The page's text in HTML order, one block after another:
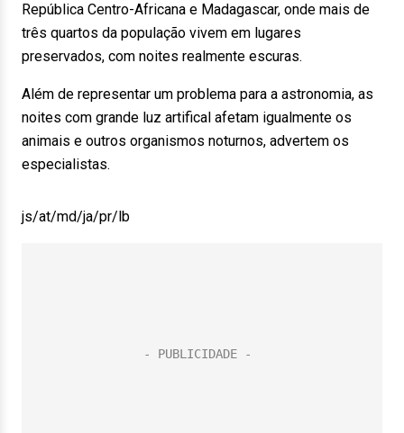
República Centro-Africana e Madagascar, onde mais de
três quartos da população vivem em lugares
preservados, com noites realmente escuras.
Além de representar um problema para a astronomia, as
noites com grande luz artifical afetam igualmente os
animais e outros organismos noturnos, advertem os
especialistas.
js/at/md/ja/pr/lb